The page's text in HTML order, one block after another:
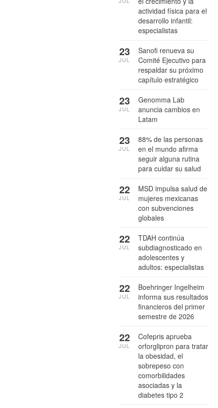
actividad física para el
desarrollo infantil:
especialistas
Sanofi renueva su
Comité Ejecutivo para
respaldar su próximo
capítulo estratégico
23
JUL
Genomma Lab
anuncia cambios en
Latam
23
JUL
88% de las personas
en el mundo afirma
seguir alguna rutina
para cuidar su salud
23
JUL
MSD impulsa salud de
mujeres mexicanas
con subvenciones
globales
22
JUL
TDAH continúa
subdiagnosticado en
adolescentes y
adultos: especialistas
22
JUL
Boehringer Ingelheim
informa sus resultados
financieros del primer
semestre de 2026
22
JUL
Cofepris aprueba
orforglipron para tratar
la obesidad, el
sobrepeso con
comorbilidades
asociadas y la
diabetes tipo 2
22
JUL